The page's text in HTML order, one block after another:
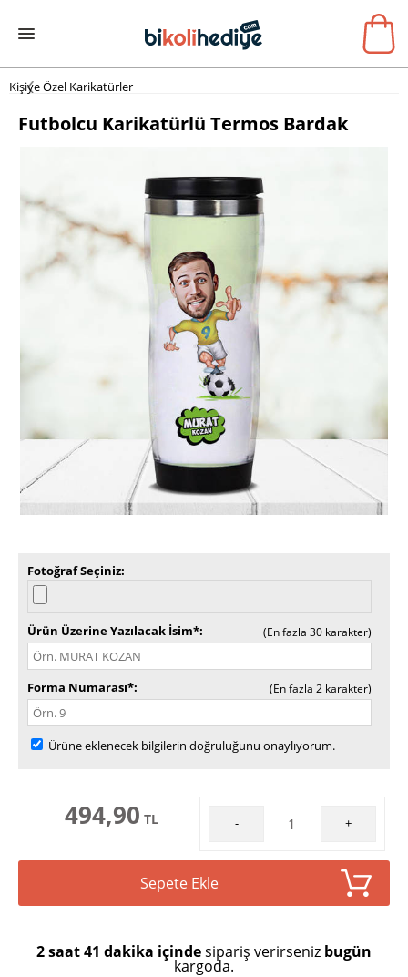
Kişiye Özel Karikatürler
Futbolcu Karikatürlü Termos Bardak
Fotoğraf Seçiniz
Ürün Üzerine Yazılacak İsim* (En fazla 30 karakter)
Forma Numarası* (En fazla 2 karakter)
Ürüne eklenecek bilgilerin doğruluğunu onaylıyorum.
494,90 TL - +
Sepete Ekle
2 saat 41 dakika içindesipariş verirseniz bugün
kargoda.